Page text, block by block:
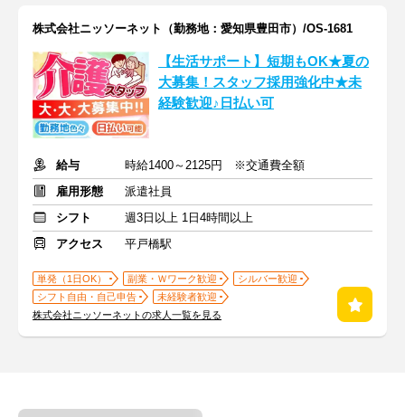
株式会社ニッソーネット（勤務地：愛知県豊田市）/OS-1681
【生活サポート】短期もOK★夏の
大募集！スタッフ採用強化中★未
経験歓迎♪日払い可
給与
時給1400～2125円 ※交通費全額
雇用形態
派遣社員
シフト
週3日以上 1日4時間以上
アクセス
平戸橋駅
単発（1日OK） 副業・Ｗワーク歓迎
シルバー歓迎
シフト自由・自己申告
未経験者歓迎
株式会社ニッソーネットの求人一覧を見る